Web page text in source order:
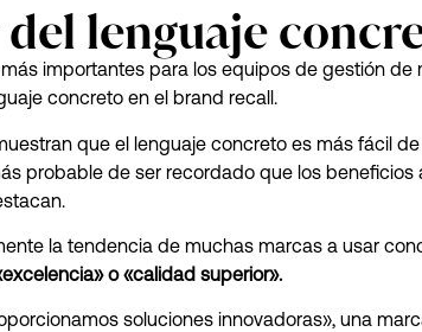
lenguaje
importantes para los equipos de gestión de
concreto en el brand recall.
que el lenguaje concreto es más fácil
probable de ser recordado que los beneficios
la tendencia de muchas marcas a usar
o «calidad superior».
soluciones innovadoras», una